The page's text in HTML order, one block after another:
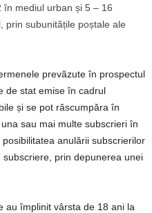
mediul urban și 5 – 16
prin subunitățile poștale ale
prevăzute în prospectul
de stat emise în cadrul
și se pot răscumpăra în
sau mai multe subscrieri în
anulării subscrierilor
prin depunerea unei
au împlinit vârsta de 18 ani la